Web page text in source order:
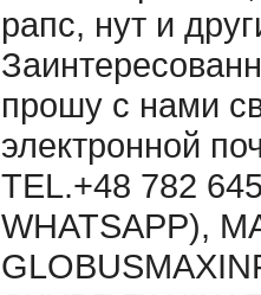
рапс, нут и
прошу с нами
электронной
TEL.+48 782
WHATSAPP),